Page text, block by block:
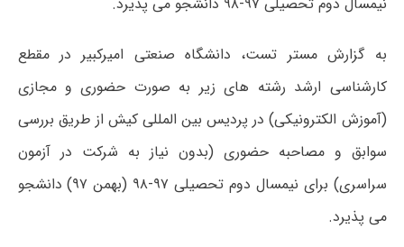
به گزارش مستر تست، دانشگاه صنعتی امیرکبیر در مقطع
کارشناسی­ ارشد رشته­ های زیر به صورت حضوری و مجازی
(آموزش الکترونیکی) در پردیس بین ­المللی کیش از طریق بررسی
سوابق و مصاحبه حضوری (بدون نیاز به شرکت در آزمون
سراسری) برای نیمسال دوم تحصیلی ۹۷-۹۸ (بهمن ۹۷) دانشجو
می­ پذیرد.